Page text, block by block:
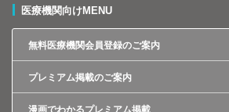
医療機関向けMENU
無料医療機関会員登録のご案内
プレミアム掲載のご案内
漫画でわかるプレミアム掲載